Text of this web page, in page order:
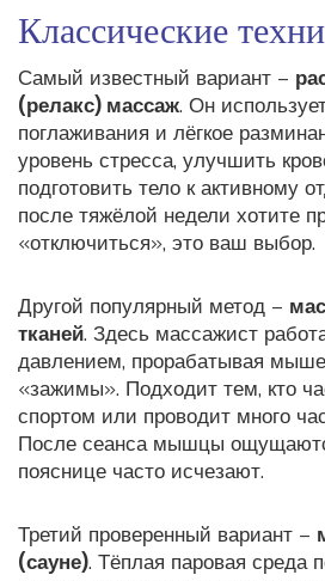
Классические
Самый известный вариант –
(релакс) массаж. Он
поглаживания и лёгкое
уровень стресса, улучшить
подготовить тело к активному
после тяжёлой недели хотите
«отключиться», это ваш выбор.
Другой популярный метод –
тканей. Здесь массажист
давлением, прорабатывая
«зажимы». Подходит тем, кто
спортом или проводит много
После сеанса мышцы
пояснице часто исчезают.
Третий проверенный вариант –
(сауне). Тёплая паровая среда